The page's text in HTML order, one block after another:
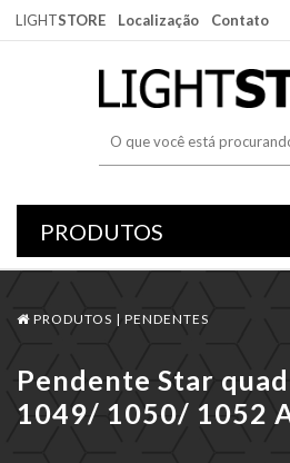
LIGHTSTORE Localização Contato
PRODUTOS | PENDENTES
Pendente Star
1049/ 1050/ 1052